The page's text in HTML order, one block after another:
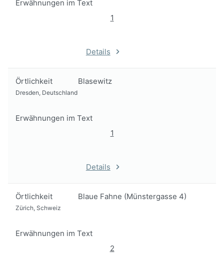
Erwähnungen im Text
1
Details
Örtlichkeit Blasewitz
Dresden, Deutschland
Erwähnungen im Text
1
Details
Örtlichkeit Blaue Fahne (Münstergasse 4)
Zürich, Schweiz
Erwähnungen im Text
2